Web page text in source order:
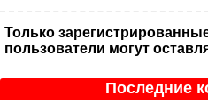
Только
пользователи могут
Последние